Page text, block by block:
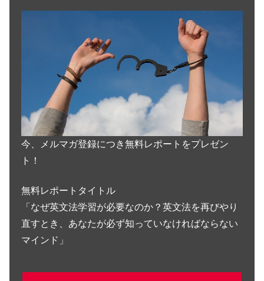
今、メルマガ登録につき無料レポートをプレゼン
ト！
無料レポートタイトル
「なぜ英文法学習が必要なのか？英文法を再びやり
直すとき、あなたが必ず知っていなければならない
マインド」